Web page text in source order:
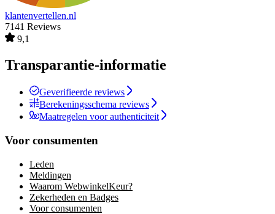
klantenvertellen.nl
7141 Reviews
9,1
Transparantie-informatie
Geverifieerde reviews
Berekeningsschema reviews
Maatregelen voor authenticiteit
Voor consumenten
Leden
Meldingen
Waarom WebwinkelKeur?
Zekerheden en Badges
Voor consumenten